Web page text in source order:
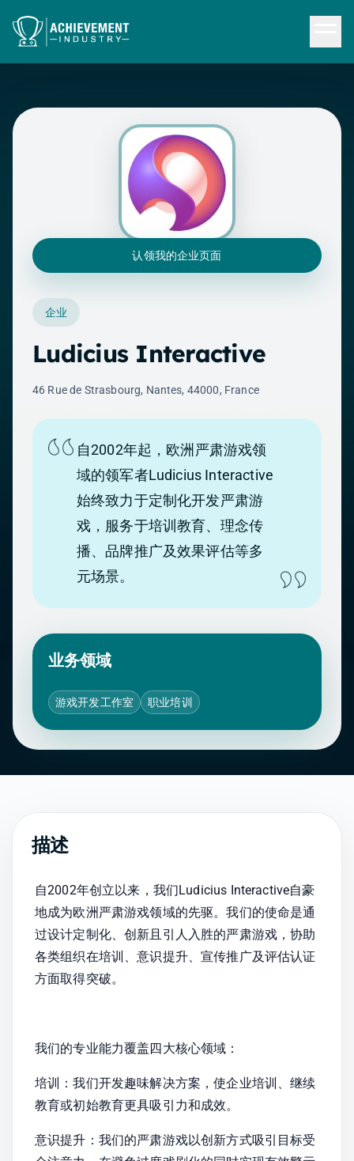
认领我的企业页面
企业
Ludicius Interactive
46 Rue de Strasbourg, Nantes, 44000, France
自2002年起，欧洲严肃游戏领
域的领军者Ludicius Interactive
始终致力于定制化开发严肃游
戏，服务于培训教育、理念传
播、品牌推广及效果评估等多
元场景。
业务领域
游戏开发工作室 职业培训
描述
自2002年创立以来，我们Ludicius Interactive自豪
地成为欧洲严肃游戏领域的先驱。我们的使命是通
过设计定制化、创新且引人入胜的严肃游戏，协助
各类组织在培训、意识提升、宣传推广及评估认证
方面取得突破。
我们的专业能力覆盖四大核心领域：
培训：我们开发趣味解决方案，使企业培训、继续
教育或初始教育更具吸引力和成效。
意识提升：我们的严肃游戏以创新方式吸引目标受